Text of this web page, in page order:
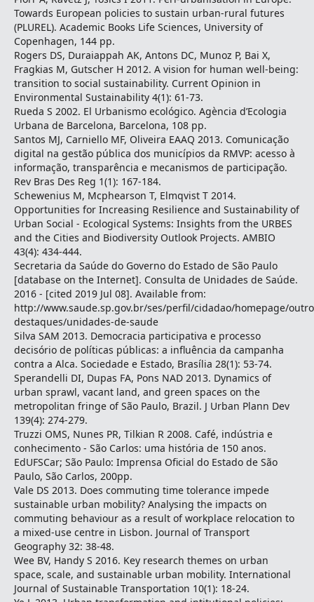
Towards European policies to sustain urban-rural futures
(PLUREL). Academic Books Life Sciences, University of
Copenhagen, 144 pp.
Rogers DS, Duraiappah AK, Antons DC, Munoz P, Bai X,
Fragkias M, Gutscher H 2012. A vision for human well-being:
transition to social sustainability. Current Opinion in
Environmental Sustainability 4(1): 61-73.
Rueda S 2002. El Urbanismo ecológico. Agència d’Ecologia
Urbana de Barcelona, Barcelona, 108 pp.
Santos MJ, Carniello MF, Oliveira EAAQ 2013. Comunicação
digital na gestão pública dos municípios da RMVP: acesso à
informação, transparência e mecanismos de participação.
Rev Bras Des Reg 1(1): 167-184.
Schewenius M, Mcphearson T, Elmqvist T 2014.
Opportunities for Increasing Resilience and Sustainability of
Urban Social - Ecological Systems: Insights from the URBES
and the Cities and Biodiversity Outlook Projects. AMBIO
43(4): 434-444.
Secretaria da Saúde do Governo do Estado de São Paulo
[database on the Internet]. Consulta de Unidades de Saúde.
2016 - [cited 2019 Jul 08]. Available from:
http://www.saude.sp.gov.br/ses/perfil/cidadao/homepage/
destaques/unidades-de-saude
Silva SAM 2013. Democracia participativa e processo
decisório de políticas públicas: a influência da campanha
contra a Alca. Sociedade e Estado, Brasília 28(1): 53-74.
Sperandelli DI, Dupas FA, Pons NAD 2013. Dynamics of
urban sprawl, vacant land, and green spaces on the
metropolitan fringe of São Paulo, Brazil. J Urban Plann Dev
139(4): 274-279.
Truzzi OMS, Nunes PR, Tilkian R 2008. Café, indústria e
conhecimento - São Carlos: uma história de 150 anos.
EdUFSCar; São Paulo: Imprensa Oficial do Estado de São
Paulo, São Carlos, 200pp.
Vale DS 2013. Does commuting time tolerance impede
sustainable urban mobility? Analysing the impacts on
commuting behaviour as a result of workplace relocation to
a mixed-use centre in Lisbon. Journal of Transport
Geography 32: 38-48.
Wee BV, Handy S 2016. Key research themes on urban
space, scale, and sustainable urban mobility. International
Journal of Sustainable Transportation 10(1): 18-24.